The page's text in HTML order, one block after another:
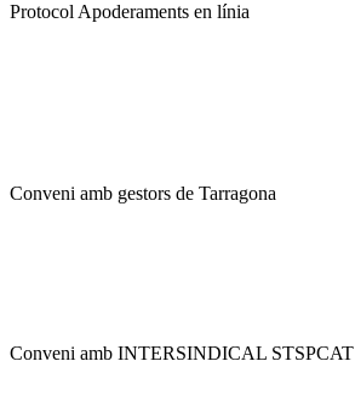
Protocol Apoderaments en línia
Conveni amb gestors de Tarragona
Conveni amb INTERSINDICAL STSPCAT